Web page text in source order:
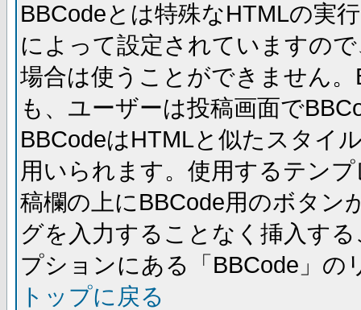
BBCodeとは特殊なHTMLの実
によって設定されていますの
場合は使うことができません
も、ユーザーは投稿画面で
BBCodeはHTMLと似たスタイ
用いられます。使用するテン
稿欄の上にBBCode用のボタン
グを入力することなく挿入す
プションにある「BBCode」
トップに戻る